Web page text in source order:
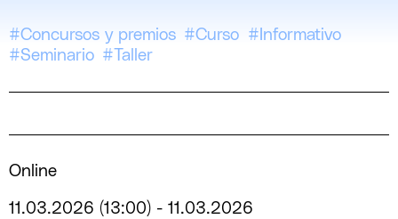
#Concursos y premios #Curso #Informativo
#Seminario #Taller
Online
11.03.2026 (13:00)- 11.03.2026